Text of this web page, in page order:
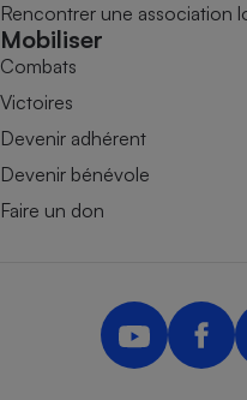
Rencontrer une association
Mobiliser
Combats
Victoires
Devenir adhérent
Devenir bénévole
Faire un don